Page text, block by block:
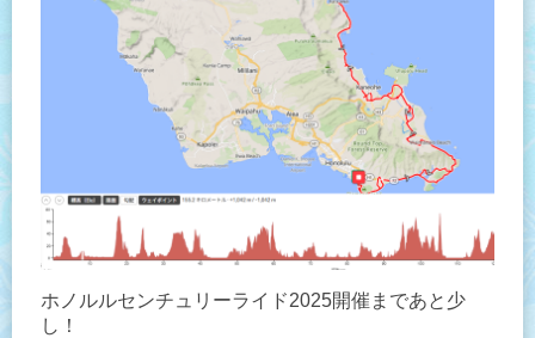
ホノルルセンチュリーライド2025開催まであと少
し！